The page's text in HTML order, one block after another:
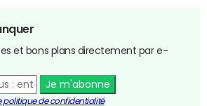
et bons plans directement par e-
Je m'abonne
politique de confidentialité